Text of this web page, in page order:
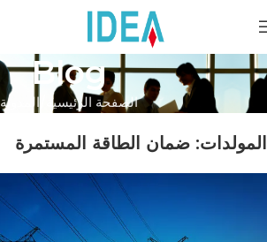
Blog
الصفحة الرئيسية المدونة
المولدات: ضمان الطاقة المستمرة